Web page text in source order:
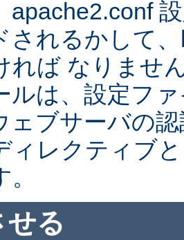
apache2.conf
されるかして
れば なりませ
ルは、設定フ
ェブサーバの
ィレクティブ
せる